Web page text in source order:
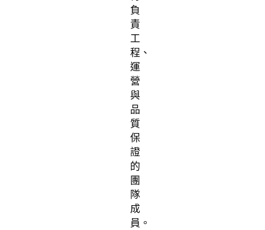
負
責
工
程、
運
營
與
品
質
保
證
的
團
隊
成
員。